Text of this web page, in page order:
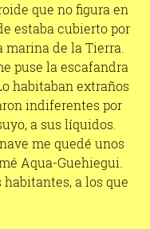
que no figura en
estaba cubierto por
de la Tierra.
puse la escafandra
habitaban extraños
indiferentes por
a sus líquidos.
me quedé unos
Aqua-Guehiegui.
a los que